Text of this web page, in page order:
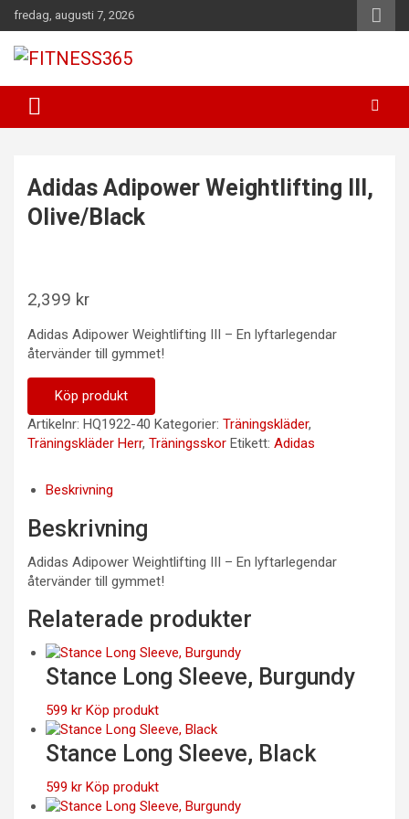
Hoppa
till
innehåll
fredag, augusti 7, 2026
FITNESS365
Adidas Adipower Weightlifting III,
Olive/Black
2,399 kr
Adidas Adipower Weightlifting III – En lyftarlegendar
återvänder till gymmet!
Köp produkt
Artikelnr: HQ1922-40 Kategorier: Träningskläder,
Träningskläder Herr, Träningsskor Etikett: Adidas
Beskrivning
Beskrivning
Adidas Adipower Weightlifting III – En lyftarlegendar
återvänder till gymmet!
Relaterade produkter
Stance Long Sleeve, Burgundy
599 kr Köp produkt
Stance Long Sleeve, Black
599 kr Köp produkt